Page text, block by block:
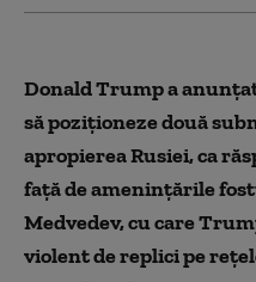
Donald Trump a
să poziţioneze două
apropierea Rusiei, ca
faţă de ameninţările
Medvedev, cu care
violent de replici pe